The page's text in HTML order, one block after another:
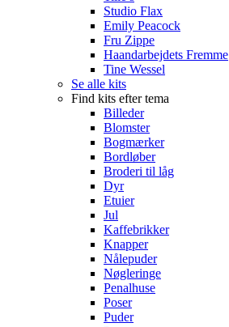
Studio Flax
Emily Peacock
Fru Zippe
Haandarbejdets Fremme
Tine Wessel
Se alle kits
Find kits efter tema
Billeder
Blomster
Bogmærker
Bordløber
Broderi til låg
Dyr
Etuier
Jul
Kaffebrikker
Knapper
Nålepuder
Nøgleringe
Penalhuse
Poser
Puder